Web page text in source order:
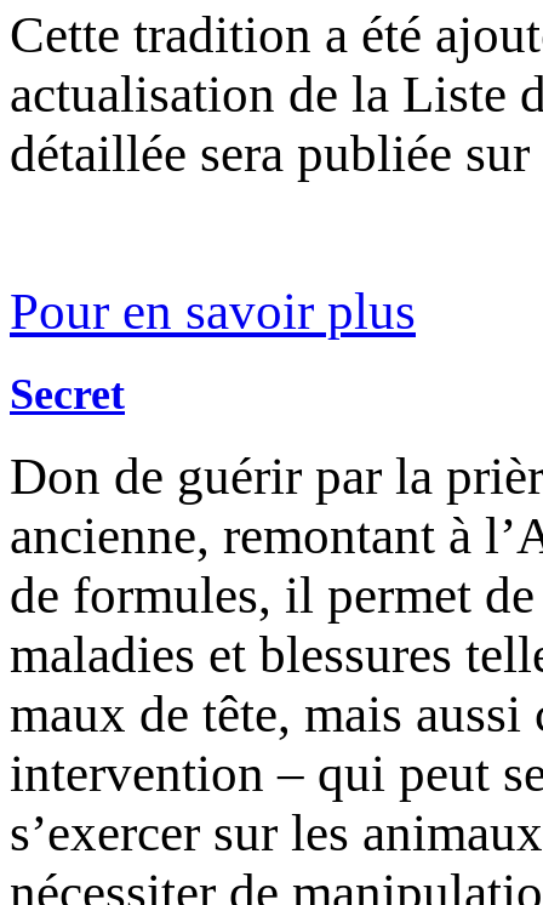
Cette tradition a été
actualisation de la Liste
détaillée sera publiée
Pour en savoir plus
Secret
Don de guérir par la
ancienne, remontant à
de formules, il permet
maladies et blessures
maux de tête, mais
intervention – qui peut
s’exercer sur les
nécessiter de